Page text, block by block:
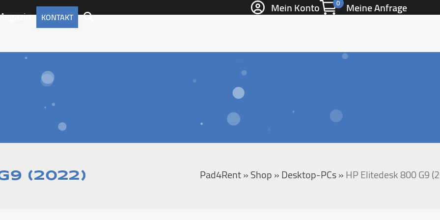
Mein Konto 0 Meine Anfrage
KONTAKT
(2022) Pad4Rent»Shop»Desktop-PCs»HP Elitedesk 800 G9